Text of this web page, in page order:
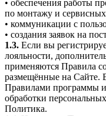
• обеспечения работы
по монтажу и
• коммуникации с
• создания заявок на
1.3. Если вы
лояльности,
применяются Правила
размещённые на Сайте.
Правилами программы
обработки
Политика.